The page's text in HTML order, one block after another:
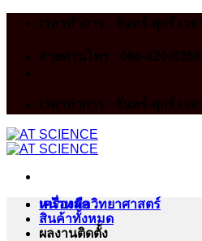
Skip
เวลาทำการ : จันทร์-ศุกร์ เวล
สายด่วนโทร : 086-420-0366
เวลาทำการ : จันทร์-ศุกร์ เวล
หน้าหลัก
สินค้าทั้งหมด
ผลงานติดตั้ง
เครื่องมือวิทยาศาสตร์